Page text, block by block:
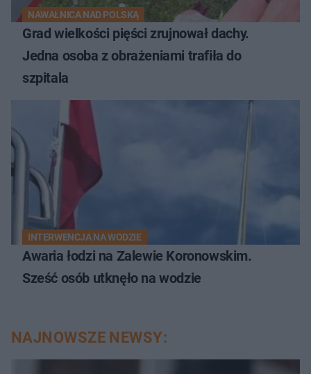
NAWAŁNICA NAD POLSKĄ
Grad wielkości pięści zrujnował dachy.
Jedna osoba z obrażeniami trafiła do
szpitala
INTERWENCJA NA WODZIE
Awaria łodzi na Zalewie Koronowskim.
Sześć osób utknęło na wodzie
NAJNOWSZE NEWSY: